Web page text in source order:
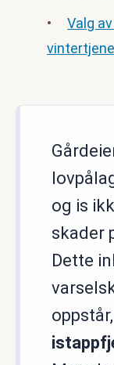
Valg
og is
skader
Dette